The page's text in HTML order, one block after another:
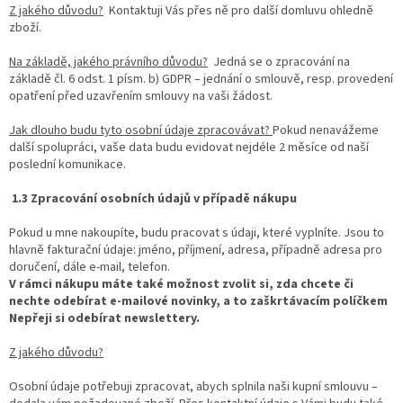
Z jakého důvodu? Kontaktuji Vás přes ně pro další domluvu ohledně
zboží.
Na základě, jakého právního důvodu? Jedná se o zpracování na
základě čl. 6 odst. 1 písm. b) GDPR – jednání o smlouvě, resp. provedení
opatření před uzavřením smlouvy na vaši žádost.
Jak dlouho budu tyto osobní údaje zpracovávat? Pokud nenavážeme
další spolupráci, vaše data budu evidovat nejdéle 2 měsíce od naší
poslední komunikace.
1.3 Zpracování osobních údajů v případě nákupu
Pokud u mne nakoupíte, budu pracovat s údaji, které vyplníte. Jsou to
hlavně fakturační údaje: jméno, příjmení, adresa, případně adresa pro
doručení, dále e-mail, telefon.
V rámci nákupu máte také možnost zvolit si, zda chcete či
nechte odebírat e-mailové novinky, a to zaškrtávacím políčkem
Nepřeji si odebírat newslettery.
Z jakého důvodu?
Osobní údaje potřebuji zpracovat, abych splnila naši kupní smlouvu –